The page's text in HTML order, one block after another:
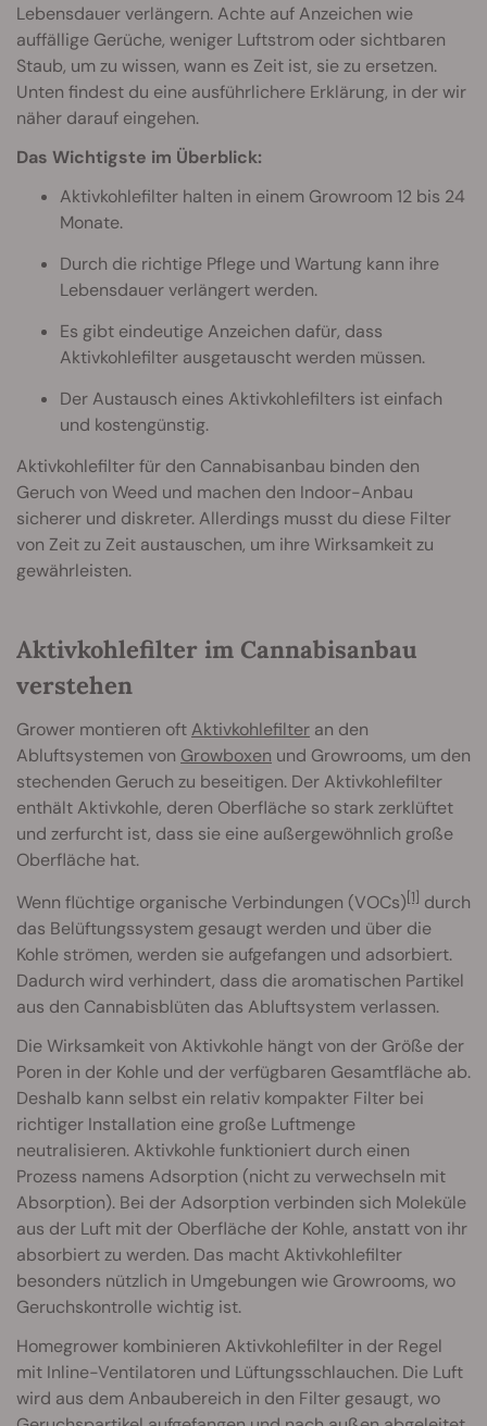
Lebensdauer verlängern. Achte auf Anzeichen wie
auffällige Gerüche, weniger Luftstrom oder sichtbaren
Staub, um zu wissen, wann es Zeit ist, sie zu ersetzen.
Unten findest du eine ausführlichere Erklärung, in der wir
näher darauf eingehen.
Das Wichtigste im Überblick:
Aktivkohlefilter halten in einem Growroom 12 bis 24
Monate.
Durch die richtige Pflege und Wartung kann ihre
Lebensdauer verlängert werden.
Es gibt eindeutige Anzeichen dafür, dass
Aktivkohlefilter ausgetauscht werden müssen.
Der Austausch eines Aktivkohlefilters ist einfach
und kostengünstig.
Aktivkohlefilter für den Cannabisanbau binden den
Geruch von Weed und machen den Indoor-Anbau
sicherer und diskreter. Allerdings musst du diese Filter
von Zeit zu Zeit austauschen, um ihre Wirksamkeit zu
gewährleisten.
Aktivkohlefilter im Cannabisanbau
verstehen
Grower montieren oftAktivkohlefilter an den
Abluftsystemen von Growboxen und Growrooms, um den
stechenden Geruch zu beseitigen. Der Aktivkohlefilter
enthält Aktivkohle, deren Oberfläche so stark zerklüftet
und zerfurcht ist, dass sie eine außergewöhnlich große
Oberfläche hat.
Wenn flüchtige organische Verbindungen (VOCs)[1] durch
das Belüftungssystem gesaugt werden und über die
Kohle strömen, werden sie aufgefangen und adsorbiert.
Dadurch wird verhindert, dass die aromatischen Partikel
aus den Cannabisblüten das Abluftsystem verlassen.
Die Wirksamkeit von Aktivkohle hängt von der Größe der
Poren in der Kohle und der verfügbaren Gesamtfläche ab.
Deshalb kann selbst ein relativ kompakter Filter bei
richtiger Installation eine große Luftmenge
neutralisieren. Aktivkohle funktioniert durch einen
Prozess namens Adsorption (nicht zu verwechseln mit
Absorption). Bei der Adsorption verbinden sich Moleküle
aus der Luft mit der Oberfläche der Kohle, anstatt von ihr
absorbiert zu werden. Das macht Aktivkohlefilter
besonders nützlich in Umgebungen wie Growrooms, wo
Geruchskontrolle wichtig ist.
Homegrower kombinieren Aktivkohlefilter in der Regel
mit Inline-Ventilatoren und Lüftungsschlauchen. Die Luft
wird aus dem Anbaubereich in den Filter gesaugt, wo